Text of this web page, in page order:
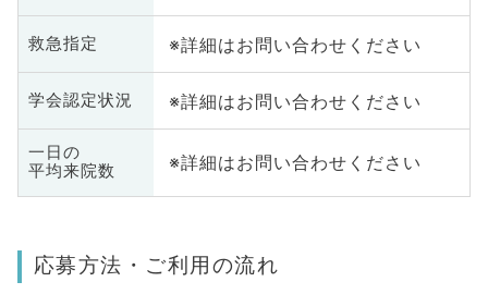
救急指定 ※詳細はお問い合わせください
学会認定状況 ※詳細はお問い合わせください
一日の
平均来院数
※詳細はお問い合わせください
応募方法・ご利用の流れ